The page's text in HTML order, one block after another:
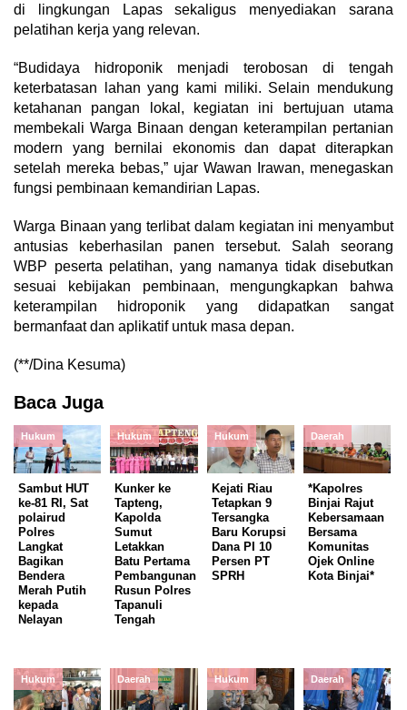
di lingkungan Lapas sekaligus menyediakan sarana
pelatihan kerja yang relevan.
“Budidaya hidroponik menjadi terobosan di tengah
keterbatasan lahan yang kami miliki. Selain mendukung
ketahanan pangan lokal, kegiatan ini bertujuan utama
membekali Warga Binaan dengan keterampilan pertanian
modern yang bernilai ekonomis dan dapat diterapkan
setelah mereka bebas,” ujar Wawan Irawan, menegaskan
fungsi pembinaan kemandirian Lapas.
Warga Binaan yang terlibat dalam kegiatan ini menyambut
antusias keberhasilan panen tersebut. Salah seorang
WBP peserta pelatihan, yang namanya tidak disebutkan
sesuai kebijakan pembinaan, mengungkapkan bahwa
keterampilan hidroponik yang didapatkan sangat
bermanfaat dan aplikatif untuk masa depan.
(**/Dina Kesuma)
Baca Juga
Hukum
Sambut HUT
ke-81 RI, Sat
polairud
Polres
Langkat
Bagikan
Bendera
Merah Putih
kepada
Nelayan
Hukum
Kunker ke
Tapteng,
Kapolda
Sumut
Letakkan
Batu Pertama
Pembangunan
Rusun Polres
Tapanuli
Tengah
Hukum
Kejati Riau
Tetapkan 9
Tersangka
Baru Korupsi
Dana PI 10
Persen PT
SPRH
Daerah
*Kapolres
Binjai Rajut
Kebersamaan
Bersama
Komunitas
Ojek Online
Kota Binjai*
Hukum Daerah Hukum Daerah